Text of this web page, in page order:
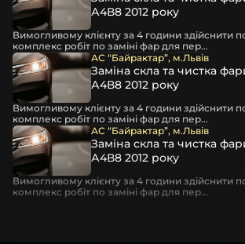
представлених на сайті.
Якщо ви шукаєте такі послуги, як
розпакування та перепакування фар,
ремонт фар, заміна лінз Xenon LED BI-
корпусу та кріплення фари,
коригування, діагностика та
партнерські сервіси готові надати
Україні.
Ми опанували мистецтво автосвітла, і
тисячі задоволених клієнтів.
наявність на складі, свіжі поступлення,
А4В8 2012 року
Вимогливому клієнту за 4 години здійснити
комплекс робіт по заміні фар для пер...
АС “Байрактар”, м.Львів
Заміна скла та чистка
А4В8 2012 року
Вимогливому клієнту за 4 години здійснити
комплекс робіт по заміні фар для пер...
АС “Байрактар”, м.Львів
Заміна скла та чистка
А4В8 2012 року
Вимогливому клієнту за 4 години здійснити
комплекс робіт по заміні фар для пер...